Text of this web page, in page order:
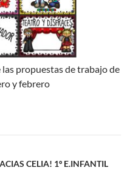
propuestas de trabajo de
y febrero
CELIA! 1º E.INFANTIL